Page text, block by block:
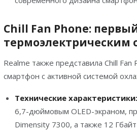
Chill Fan Phone:
термоэлектрическим
Realme также представила Chill
смартфон с активной системой
Технические характеристики:
6,7-дюймовым OLED-экраном,
Dimensity 7300, а также 12